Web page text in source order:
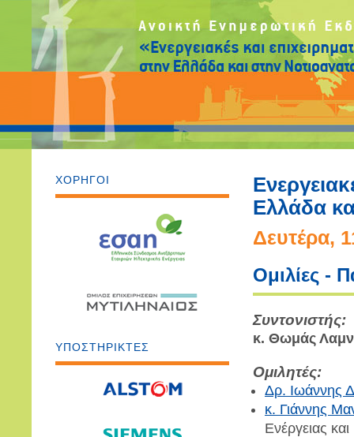
ΧΟΡΗΓΟΙ
ΥΠΟΣΤΗΡΙΚΤΕΣ
Ελλάδα
Δευτέρα,
Ομιλίες -
Συντονιστής:
κ. Θωμάς
Ομιλητές:
Δρ. Ιωάννης
κ. Γιάννης
Ενέργειας